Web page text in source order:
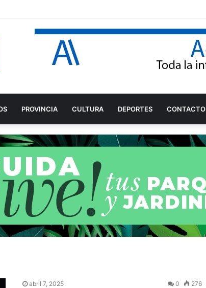
de Adra 2026, elegido entre 26 propuestas
PROVINCIA CULTURA DEPORTES CONTACTO
abril 7, 2025 0 276